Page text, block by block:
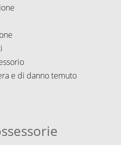
e di danno temuto